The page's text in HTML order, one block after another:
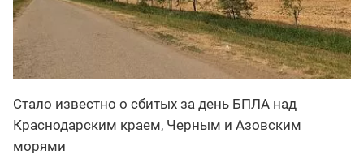
Стало известно о сбитых за день БПЛА над
Краснодарским краем, Черным и Азовским
морями